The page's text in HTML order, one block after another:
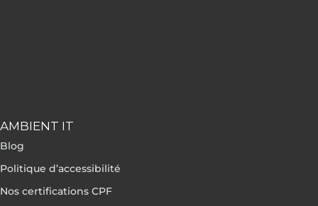
AMBIENT IT
Blog
Politique d’accessibilité
Nos certifications CPF